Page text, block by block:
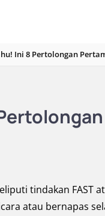
Ini 8 Pertolongan
tindakan FAST
atau bernapas